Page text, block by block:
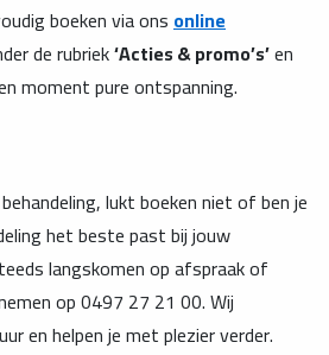
boeken via onsonline
de rubriek‘Acties & promo’s’en
moment pure ontspanning.
lukt boeken niet of ben je
het beste past bij jouw
langskomen op afspraak of
op 0497 27 21 00. Wij
en helpen je met plezier verder.